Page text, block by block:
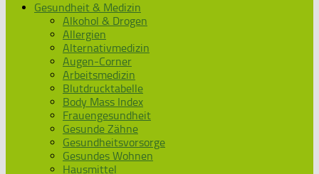
Gesundheit & Medizin
Alkohol & Drogen
Allergien
Alternativmedizin
Augen-Corner
Arbeitsmedizin
Blutdrucktabelle
Body Mass Index
Frauengesundheit
Gesunde Zähne
Gesundheitsvorsorge
Gesundes Wohnen
Hausmittel